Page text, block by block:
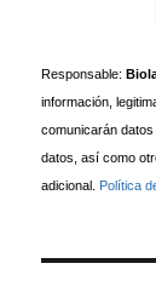
Responsable:
información,
comunicarán
datos, así como
adicional. Política